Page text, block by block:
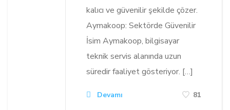
kalıcı ve güvenilir şekilde çözer.
Aymakoop: Sektörde Güvenilir
İsim Aymakoop, bilgisayar
teknik servis alanında uzun
süredir faaliyet gösteriyor. […]
Devamı 81